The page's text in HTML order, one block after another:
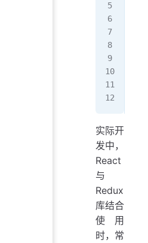
实际开
发中，
React
与
Redux
库结合
使用
时，常